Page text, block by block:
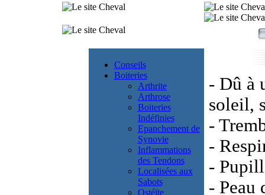
Conseils
Boiteries
Arthrite
Arthrose
Boiteries
Indéfinies
Epanchement de
Synovie
Inflammations
des Tendons
Localisées aux
Sabots
Ostéïte
- Dû à
soleil,
-
-
-
- Peau